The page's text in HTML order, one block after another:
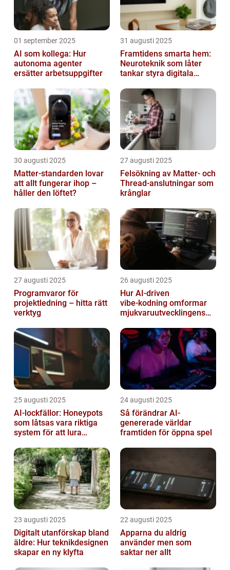
01 september 2025
AI som kollega: Hur
autonoma agenter
ersätter arbetsuppgifter
31 augusti 2025
Framtidens smarta hem:
Neuroteknik som låter
tankar styra digitala
30 augusti 2025
Matter-standarden lovar
att allt fungerar ihop –
håller den löftet?
27 augusti 2025
Felsökning av Matter‑ och
Thread‑anslutningar som
krånglar
27 augusti 2025
Programvaror för
projektledning – hitta rätt
verktyg
26 augusti 2025
Hur AI‑driven
vibe‑kodning omformar
mjukvaruutvecklingens
25 augusti 2025
AI-lockfällor: Honeypots
som låtsas vara riktiga
system för att lura
24 augusti 2025
Så förändrar AI-
genererade världar
framtiden för öppna spel
23 augusti 2025
Digitalt utanförskap bland
äldre: Hur teknikdesignen
skapar en ny klyfta
22 augusti 2025
Apparna du aldrig
använder men som
saktar ner allt